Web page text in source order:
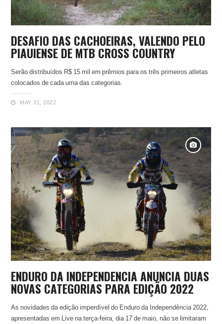
DESAFIO DAS CACHOEIRAS, VALENDO PELO
PIAUIENSE DE MTB CROSS COUNTRY
Serão distribuídos R$ 15 mil em prêmios para os três primeiros atletas
colocados de cada uma das categorias.
MAY 31, 2022
ENDURO DA INDEPENDÊNCIA ANUNCIA DUAS
NOVAS CATEGORIAS PARA EDIÇÃO 2022
As novidades da edição imperdível do Enduro da Independência 2022,
apresentadas em Live na terça-feira, dia 17 de maio, não se limitaram